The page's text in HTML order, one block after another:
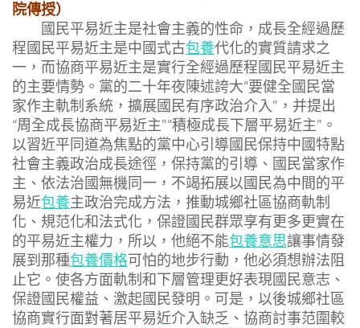
院傳授）
國民平易近主是社會主義的性命，成長全經過歷
程國民平易近主是中國式古包養代化的實質請求之
一，而協商平易近主是實行全經過歷程國民平易近主
的主要情勢。黨的二十年夜陳述誇大“要健全國民當
家作主軌制系統，擴展國民有序政治介入”，并提出
“周全成長協商平易近主”“積極成長下層平易近主”。
以習近平同道為焦點的黨中心引導國民保持中國特點
社會主義政治成長途徑，保持黨的引導、國民當家作
主、依法治國無機同一，不竭拓展以國民為中間的平
易近包養主政治完成方法，推動城鄉社區協商軌制
化、規范化和法式化，保證國民群眾享有更多更實在
的平易近主權力，所以，他絕不能包養意思讓事情發
展到那種包養價格可怕的地步行動，他必須想辦法阻
止它。使各方面軌制和下層管理更好表現國民意志、
保證國民權益、激起國民發明。可是，以後城鄉社區
協商實行面對著居平易近介入缺乏、協商討事范圍較